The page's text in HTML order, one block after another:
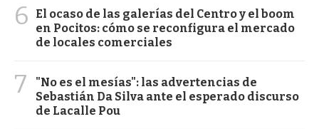
6
El ocaso de las galerías del Centro y el boom
en Pocitos: cómo se reconfigura el mercado
de locales comerciales
7
"No es el mesías": las advertencias de
Sebastián Da Silva ante el esperado discurso
de Lacalle Pou